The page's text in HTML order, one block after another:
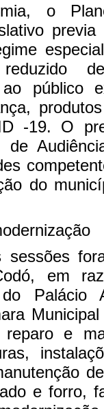
o
reduzido
ao público
-19. O
de
do
em
Palácio
e
e forro,